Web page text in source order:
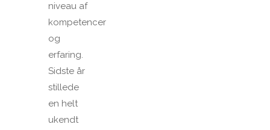
niveau af
kompetencer
og
erfaring.
Sidste år
stillede
en helt
ukendt